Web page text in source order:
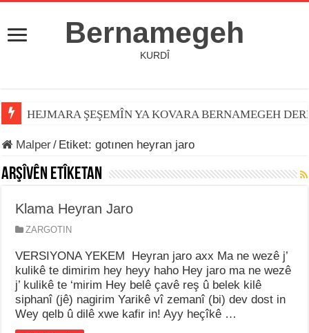
Bernamegeh
KURDÎ
HEJMARA ŞEŞEMÎN YA KOVARA BERNAMEGEH
Malper/ Etiket:gotınen heyran jaro
Arşîvên Etîketan
Klama Heyran Jaro
ZARGOTIN
VERSIYONA YEKEM Heyran jaro axx Ma ne wezê j’
kulikê te dimirim hey heyy haho Hey jaro ma ne wezê
j’ kulikê te ‘mirim Hey belê çavê reş û belek kilê
siphanî (jê) nagirim Yarikê vî zemanî (bi) dev dost in
Wey qelb û dilê xwe kafir in! Ayy heçîkê …